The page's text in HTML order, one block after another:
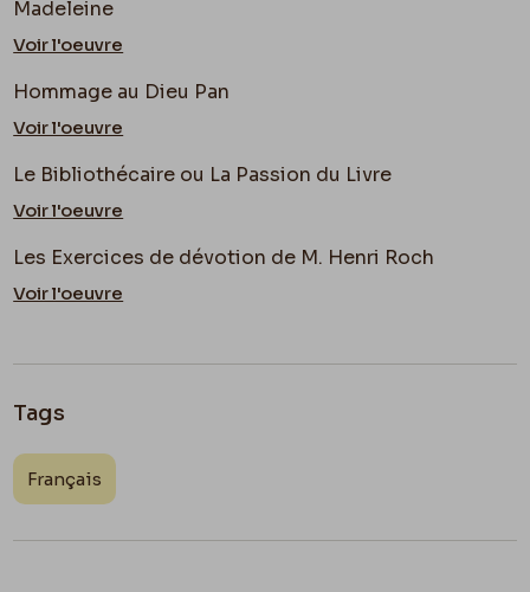
Madeleine
Voir l'oeuvre
Hommage au Dieu Pan
Voir l'oeuvre
Le Bibliothécaire ou La Passion du Livre
Voir l'oeuvre
Les Exercices de dévotion de M. Henri Roch
Voir l'oeuvre
Tags
Français